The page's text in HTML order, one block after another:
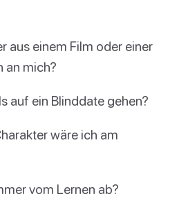
aus einem Film oder einer
an mich?
auf ein Blinddate gehen?
wäre ich am
vom Lernen ab?